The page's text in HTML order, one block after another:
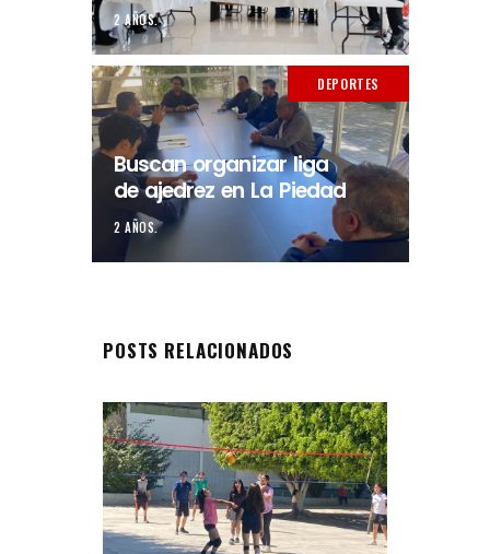
2 AÑOS.
DEPORTES
Buscan organizar liga
de ajedrez en La Piedad
2 AÑOS.
POSTS RELACIONADOS